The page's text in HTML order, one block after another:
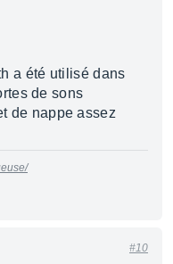
a été utilisé dans
de sons
de nappe assez
#10